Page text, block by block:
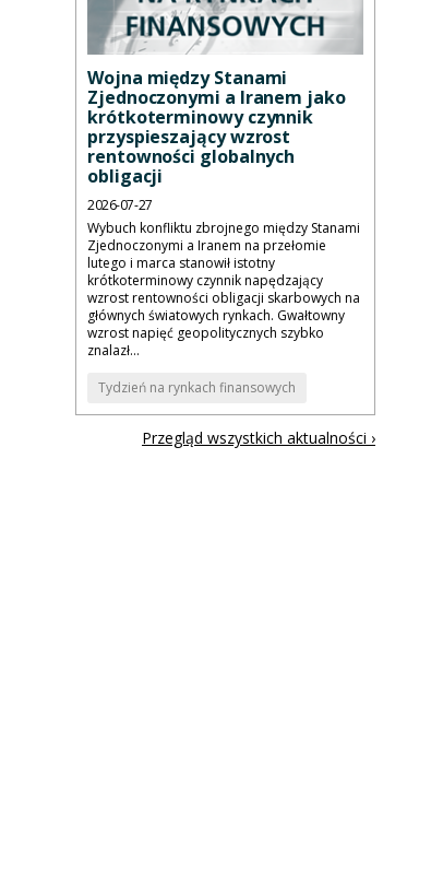
Wojna między Stanami
Zjednoczonymi a Iranem jako
krótkoterminowy czynnik
przyspieszający wzrost
rentowności globalnych
obligacji
2026-07-27
Wybuch konfliktu zbrojnego między Stanami
Zjednoczonymi a Iranem na przełomie
lutego i marca stanowił istotny
krótkoterminowy czynnik napędzający
wzrost rentowności obligacji skarbowych na
głównych światowych rynkach. Gwałtowny
wzrost napięć geopolitycznych szybko
znalazł...
Tydzień na rynkach finansowych
Przegląd wszystkich aktualności ›